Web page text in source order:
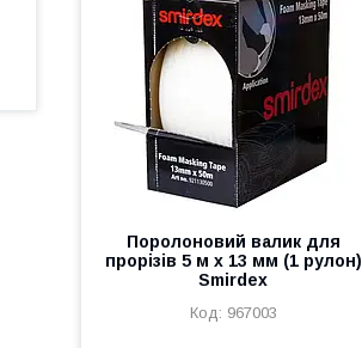
Поролоновий валик для
прорізів 5 м х 13 мм (1 рулон)
Smirdex
967003